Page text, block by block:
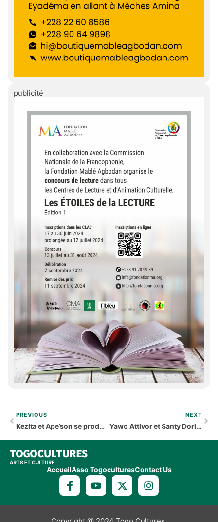
publicité
PREVIOUS
Kezita et Ape’son se produisent au CCF de Lomé
NEXT
Yawo Attivor et Santy Dorim à la baguette de la séduction
AccueilAsso TogoculturesContact Us